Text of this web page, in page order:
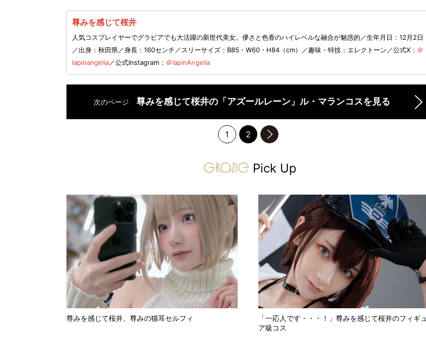
尊みを感じて桜井
人気コスプレイヤーでグラビアでも大活躍の新世代美女。儚さと色香のハイレベルな融合が魅惑的／生年月日：12月2日
／出身：秋田県／身長：160センチ／スリーサイズ：B85・W60・H84（cm）／趣味・特技：エレクトーン／公式X： ＠
lapinangelia／公式Instagram： ＠lapinAngelia
次のページ 尊みを感じて桜井の「アズールレーン」ル・マランコスを見る
1 2
次のページへ
gravure-grazie
Pick Up
尊みを感じて桜井、尊みの猫耳セルフィ
「一応人です・・・！」尊みを感じて桜井のフィギュ
ア級コス